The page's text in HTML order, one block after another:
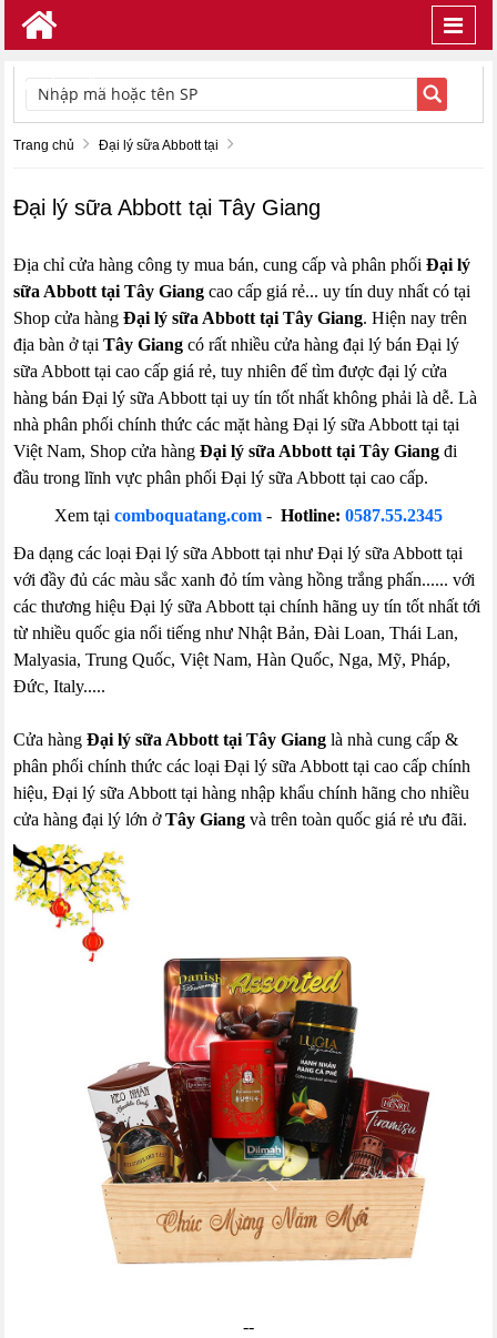
TÌM KIẾM
Trang chủ Đại lý sữa Abbott tại
Đại lý sữa Abbott tại Tây Giang
Địa chỉ cửa hàng công ty mua bán, cung cấp và phân phốiĐại lý
sữa Abbott tại Tây Giang cao cấp giá rẻ... uy tín duy nhất có tại
Shop cửa hàngĐại lý sữa Abbott tại Tây Giang. Hiện nay trên
địa bàn ở tạiTây Giang có rất nhiều cửa hàng đại lý bán Đại lý
sữa Abbott tại cao cấp giá rẻ, tuy nhiên để tìm được đại lý cửa
hàng bán Đại lý sữa Abbott tại uy tín tốt nhất không phải là dễ. Là
nhà phân phối chính thức các mặt hàng Đại lý sữa Abbott tại tại
Việt Nam, Shop cửa hàngĐại lý sữa Abbott tại Tây Giang đi
đầu trong lĩnh vực phân phối Đại lý sữa Abbott tại cao cấp.
Xem tại comboquatang.com - Hotline: 0587.55.2345
Đa dạng các loại Đại lý sữa Abbott tại như Đại lý sữa Abbott tại
với đầy đủ các màu sắc xanh đỏ tím vàng hồng trắng phấn...... với
các thương hiệu Đại lý sữa Abbott tại chính hãng uy tín tốt nhất tới
từ nhiều quốc gia nổi tiếng như Nhật Bản, Đài Loan, Thái Lan,
Malyasia, Trung Quốc, Việt Nam, Hàn Quốc, Nga, Mỹ, Pháp,
Đức, Italy.....
Cửa hàngĐại lý sữa Abbott tại Tây Giang là nhà cung cấp &
phân phối chính thức các loại Đại lý sữa Abbott tại cao cấp chính
hiệu, Đại lý sữa Abbott tại hàng nhập khẩu chính hãng cho nhiều
cửa hàng đại lý lớn ởTây Giang và trên toàn quốc giá rẻ ưu đãi.
--